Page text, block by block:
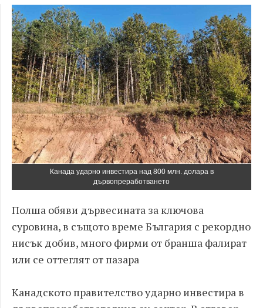
Канада ударно инвестира над 800 млн. долара в
дървопреработването
Полша обяви дървесината за ключова
суровина, в същото време България с рекордно
нисък добив, много фирми от бранша фалират
или се оттеглят от пазара
Канадското правителство ударно инвестира в